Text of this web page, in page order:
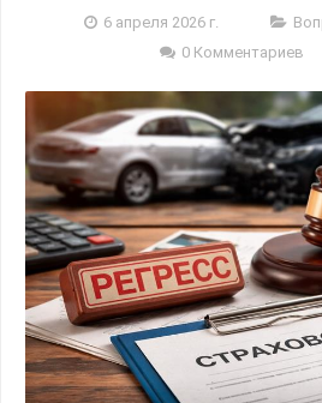
6 апреля 2026 г.
0 Комментариев